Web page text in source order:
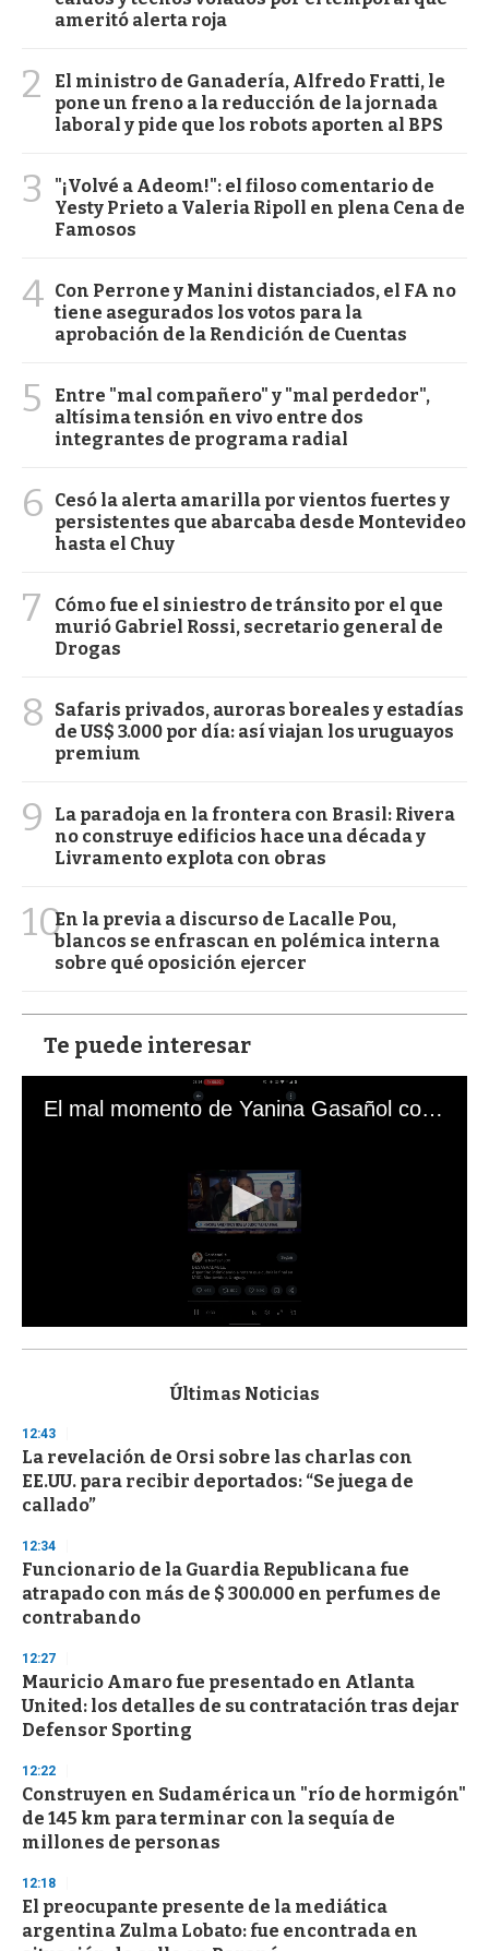
ameritó alerta roja
2
El ministro de Ganadería, Alfredo Fratti, le
pone un freno a la reducción de la jornada
laboral y pide que los robots aporten al BPS
3
"¡Volvé a Adeom!": el filoso comentario de
Yesty Prieto a Valeria Ripoll en plena Cena de
Famosos
4 Con Perrone y Manini distanciados, el FA no
tiene asegurados los votos para la
aprobación de la Rendición de Cuentas
5
Entre "mal compañero" y "mal perdedor",
altísima tensión en vivo entre dos
integrantes de programa radial
6
Cesó la alerta amarilla por vientos fuertes y
persistentes que abarcaba desde Montevideo
hasta el Chuy
7
Cómo fue el siniestro de tránsito por el que
murió Gabriel Rossi, secretario general de
Drogas
8
Safaris privados, auroras boreales y estadías
de US$ 3.000 por día: así viajan los uruguayos
premium
9
La paradoja en la frontera con Brasil: Rivera
no construye edificios hace una década y
Livramento explota con obras
10En la previa a discurso de Lacalle Pou,
blancos se enfrascan en polémica interna
sobre qué oposición ejercer
Te puede interesar
El mal momento de Yanina Gasañol con un hincha argentino en "Subrayado"
s
d
s
o
f
3
s
e
c
o
n
Últimas Noticias
12:43
La revelación de Orsi sobre las charlas con
EE.UU. para recibir deportados: “Se juega de
callado”
12:34
Funcionario de la Guardia Republicana fue
atrapado con más de $ 300.000 en perfumes de
contrabando
12:27
Mauricio Amaro fue presentado en Atlanta
United: los detalles de su contratación tras dejar
Defensor Sporting
12:22
Construyen en Sudamérica un "río de hormigón"
de 145 km para terminar con la sequía de
millones de personas
12:18
El preocupante presente de la mediática
argentina Zulma Lobato: fue encontrada en